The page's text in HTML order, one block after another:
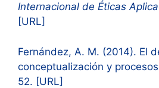
Internacional de Éticas
[URL]
Fernández, A. M. (2014). El
conceptualización y
52. [URL]